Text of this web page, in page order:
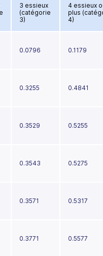
3 essieux
(catégorie
3)
4 essieux
plus
4)
0.0796 0.1179
0.3255 0.4841
0.3529 0.5255
0.3543 0.5275
0.3571 0.5317
0.3771 0.5577